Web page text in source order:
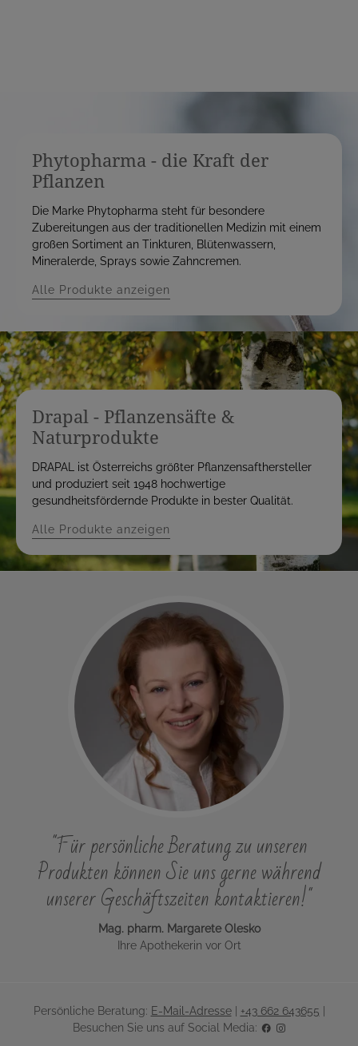
Phytopharma - die Kraft der
Pflanzen
Die Marke Phytopharma steht für besondere
Zubereitungen aus der traditionellen Medizin mit einem
großen Sortiment an Tinkturen, Blütenwassern,
Mineralerde, Sprays sowie Zahncremen.
Alle Produkte anzeigen
Drapal - Pflanzensäfte &
Naturprodukte
DRAPAL ist Österreichs größter Pflanzensafthersteller
und produziert seit 1948 hochwertige
gesundheitsfördernde Produkte in bester Qualität.
Alle Produkte anzeigen
"Für persönliche Beratung zu unseren
Produkten können Sie uns gerne während
unserer Geschäftszeiten kontaktieren!"
Mag. pharm. Margarete Olesko
Ihre Apothekerin vor Ort
Persönliche Beratung: E-Mail-Adresse| +43 662 643655
Besuchen Sie uns auf Social Media: